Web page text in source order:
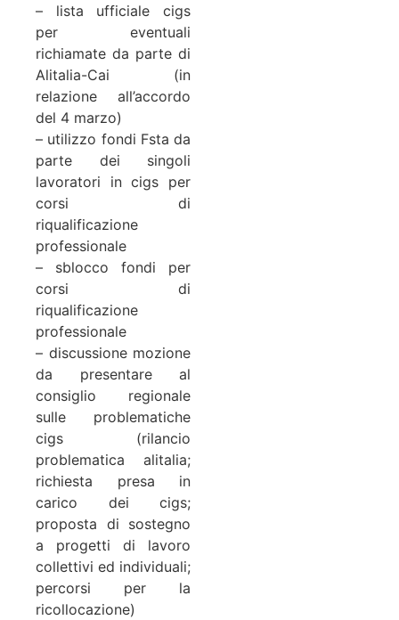
– lista ufficiale cigs
per eventuali
richiamate da parte di
Alitalia-Cai (in
relazione all’accordo
del 4 marzo)
– utilizzo fondi Fsta da
parte dei singoli
lavoratori in cigs per
corsi di
riqualificazione
professionale
– sblocco fondi per
corsi di
riqualificazione
professionale
– discussione mozione
da presentare al
consiglio regionale
sulle problematiche
cigs (rilancio
problematica alitalia;
richiesta presa in
carico dei cigs;
proposta di sostegno
a progetti di lavoro
collettivi ed individuali;
percorsi per la
ricollocazione)